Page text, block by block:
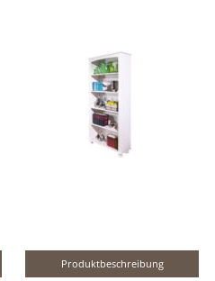
Produktbeschreibung